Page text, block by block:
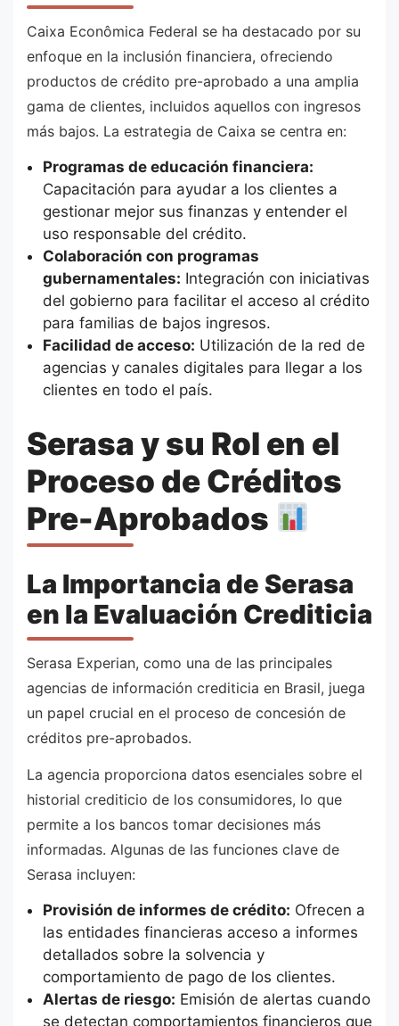
Caixa Econômica Federal se ha destacado por su
enfoque en la inclusión financiera, ofreciendo
productos de crédito pre-aprobado a una amplia
gama de clientes, incluidos aquellos con ingresos
más bajos. La estrategia de Caixa se centra en:
Programas de educación financiera:
Capacitación para ayudar a los clientes a
gestionar mejor sus finanzas y entender el
uso responsable del crédito.
Colaboración con programas
gubernamentales: Integración con iniciativas
del gobierno para facilitar el acceso al crédito
para familias de bajos ingresos.
Facilidad de acceso: Utilización de la red de
agencias y canales digitales para llegar a los
clientes en todo el país.
Serasa y su Rol en el
Proceso de Créditos
Pre-Aprobados
La Importancia de Serasa
en la Evaluación Crediticia
Serasa Experian, como una de las principales
agencias de información crediticia en Brasil, juega
un papel crucial en el proceso de concesión de
créditos pre-aprobados.
La agencia proporciona datos esenciales sobre el
historial crediticio de los consumidores, lo que
permite a los bancos tomar decisiones más
informadas. Algunas de las funciones clave de
Serasa incluyen:
Provisión de informes de crédito: Ofrecen a
las entidades financieras acceso a informes
detallados sobre la solvencia y
comportamiento de pago de los clientes.
Alertas de riesgo: Emisión de alertas cuando
se detectan comportamientos financieros que